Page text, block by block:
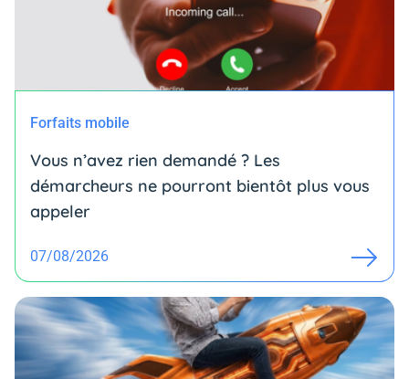
Forfaits mobile
Vous n’avez rien demandé ? Les
démarcheurs ne pourront bientôt plus vous
appeler
07/08/2026